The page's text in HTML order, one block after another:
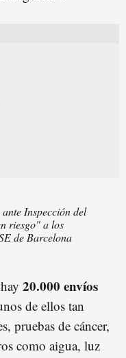
Inspección del
riesgo" a los
de Barcelona
20.000 envíos
de ellos tan
pruebas de cáncer,
como aigua, luz